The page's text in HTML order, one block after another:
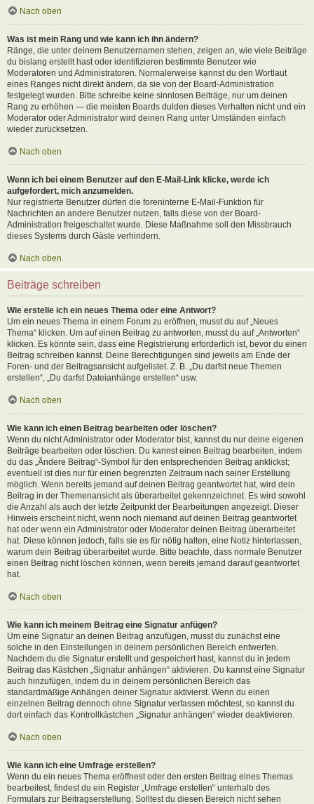
Nach oben
Was ist mein Rang und wie kann ich ihn ändern?
Ränge, die unter deinem Benutzernamen stehen, zeigen an, wie viele Beiträge
du bislang erstellt hast oder identifizieren bestimmte Benutzer wie
Moderatoren und Administratoren. Normalerweise kannst du den Wortlaut
eines Ranges nicht direkt ändern, da sie von der Board-Administration
festgelegt wurden. Bitte schreibe keine sinnlosen Beiträge, nur um deinen
Rang zu erhöhen — die meisten Boards dulden dieses Verhalten nicht und ein
Moderator oder Administrator wird deinen Rang unter Umständen einfach
wieder zurücksetzen.
Nach oben
Wenn ich bei einem Benutzer auf den E-Mail-Link klicke, werde ich
aufgefordert, mich anzumelden.
Nur registrierte Benutzer dürfen die foreninterne E-Mail-Funktion für
Nachrichten an andere Benutzer nutzen, falls diese von der Board-
Administration freigeschaltet wurde. Diese Maßnahme soll den Missbrauch
dieses Systems durch Gäste verhindern.
Nach oben
Beiträge schreiben
Wie erstelle ich ein neues Thema oder eine Antwort?
Um ein neues Thema in einem Forum zu eröffnen, musst du auf „Neues
Thema“ klicken. Um auf einen Beitrag zu antworten, musst du auf „Antworten“
klicken. Es könnte sein, dass eine Registrierung erforderlich ist, bevor du einen
Beitrag schreiben kannst. Deine Berechtigungen sind jeweils am Ende der
Foren- und der Beitragsansicht aufgelistet. Z. B. „Du darfst neue Themen
erstellen“, „Du darfst Dateianhänge erstellen“ usw.
Nach oben
Wie kann ich einen Beitrag bearbeiten oder löschen?
Wenn du nicht Administrator oder Moderator bist, kannst du nur deine eigenen
Beiträge bearbeiten oder löschen. Du kannst einen Beitrag bearbeiten, indem
du das „Ändere Beitrag“-Symbol für den entsprechenden Beitrag anklickst;
eventuell ist dies nur für einen begrenzten Zeitraum nach seiner Erstellung
möglich. Wenn bereits jemand auf deinen Beitrag geantwortet hat, wird dein
Beitrag in der Themenansicht als überarbeitet gekennzeichnet. Es wird sowohl
die Anzahl als auch der letzte Zeitpunkt der Bearbeitungen angezeigt. Dieser
Hinweis erscheint nicht, wenn noch niemand auf deinen Beitrag geantwortet
hat oder wenn ein Administrator oder Moderator deinen Beitrag überarbeitet
hat. Diese können jedoch, falls sie es für nötig halten, eine Notiz hinterlassen,
warum dein Beitrag überarbeitet wurde. Bitte beachte, dass normale Benutzer
einen Beitrag nicht löschen können, wenn bereits jemand darauf geantwortet
hat.
Nach oben
Wie kann ich meinem Beitrag eine Signatur anfügen?
Um eine Signatur an deinen Beitrag anzufügen, musst du zunächst eine
solche in den Einstellungen in deinem persönlichen Bereich entwerfen.
Nachdem du die Signatur erstellt und gespeichert hast, kannst du in jedem
Beitrag das Kästchen „Signatur anhängen“ aktivieren. Du kannst eine Signatur
auch hinzufügen, indem du in deinem persönlichen Bereich das
standardmäßige Anhängen deiner Signatur aktivierst. Wenn du einen
einzelnen Beitrag dennoch ohne Signatur verfassen möchtest, so kannst du
dort einfach das Kontrollkästchen „Signatur anhängen“ wieder deaktivieren.
Nach oben
Wie kann ich eine Umfrage erstellen?
Wenn du ein neues Thema eröffnest oder den ersten Beitrag eines Themas
bearbeitest, findest du ein Register „Umfrage erstellen“ unterhalb des
Formulars zur Beitragserstellung. Solltest du diesen Bereich nicht sehen